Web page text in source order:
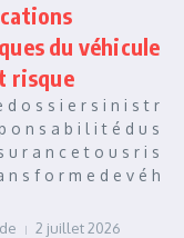
du véhicule
risque
d o s s i e r s i n i s t r
o n s a b i l i t é d u s
u r a n c e t o u s r i s
n s f o r m e d e v é h
2 juillet 2026